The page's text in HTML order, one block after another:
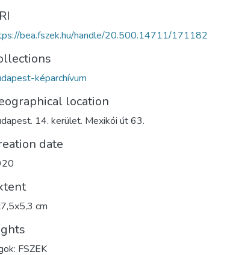
bea.fszek.hu/handle/20.500.14711/171182
képarchívum
location
14. kerület. Mexikói út 63.
date
cm
FSZEK